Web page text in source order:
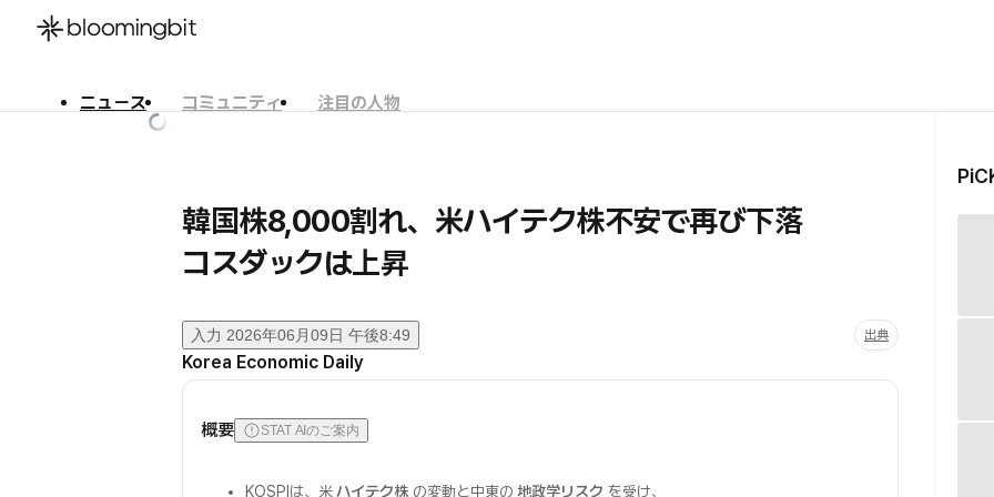
ニュース コミュニティ
注目の人物
韓国株8,000割れ、米ハイテク株不安で再び下落
コスダックは上昇
入力 2026年06月09日 午後8:49 出典
Korea Economic Daily
概要 STAT AIのご案内
KOSPIは、米ハイテク株 の変動と中東の地政学リスク を受け、